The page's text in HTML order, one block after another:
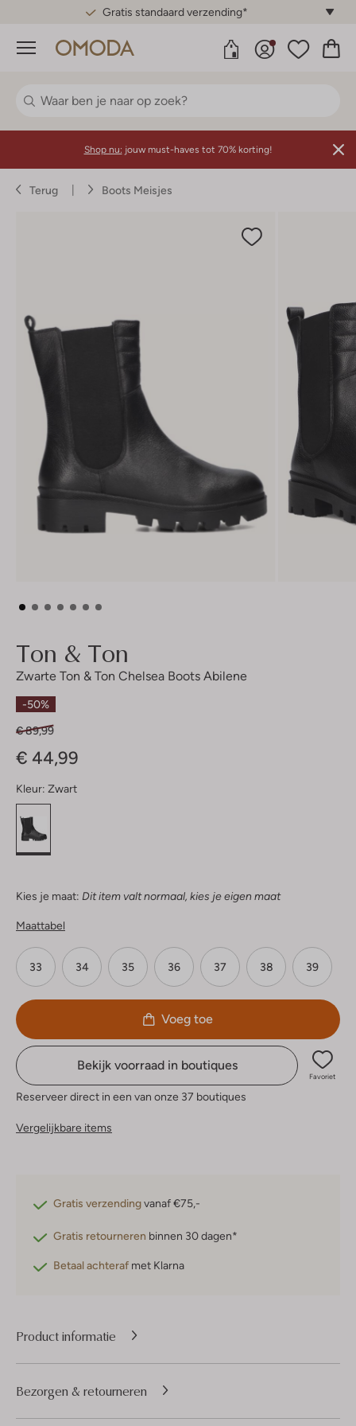
Gratis standaard verzending*
Menu
Shop nu: jouw must-haves tot 70% korting!
Terug Boots Meisjes
Ton & Ton
Zwarte Ton & Ton Chelsea Boots Abilene
-50%
€ 89,99
€ 44,99
Kleur: Zwart
Kies je maat: Dit item valt normaal, kies je eigen maat
Maattabel
33 34 35 36 37 38 39
Voeg toe
Bekijk voorraad in boutiques
Favoriet
Reserveer direct in een van onze 37 boutiques
Vergelijkbare items
Gratis verzendingvanaf €75,-
Gratis retourneren binnen 30 dagen*
Betaal achteraf met Klarna
Product informatie
Bezorgen & retourneren